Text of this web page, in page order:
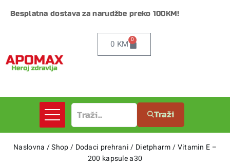
Besplatna dostava za narudžbe preko 100KM!
0 KM 0
Traži
Naslovna /Shop/ Dodaci prehrani / Dietpharm/Vitamin E –
200 kapsule a30